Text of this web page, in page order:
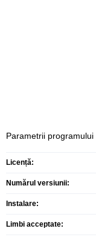
Parametrii programului
Licență:
Numărul versiunii:
Instalare:
Limbi acceptate: